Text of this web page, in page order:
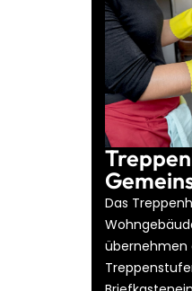
Das
übernehmen